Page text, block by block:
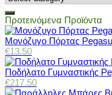
Προτεινόμενα Προϊόντα
Μονόζυγο Πόρτας
€13.50
Ποδήλατο Γυμναστικής
€217.50